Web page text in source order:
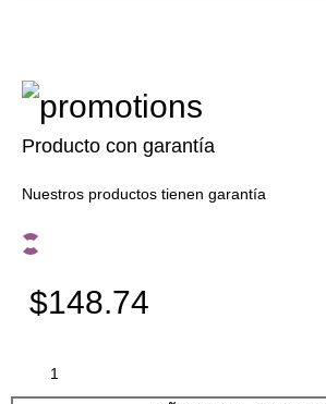
Producto con garantía
Nuestros productos tienen garantía
$148.74